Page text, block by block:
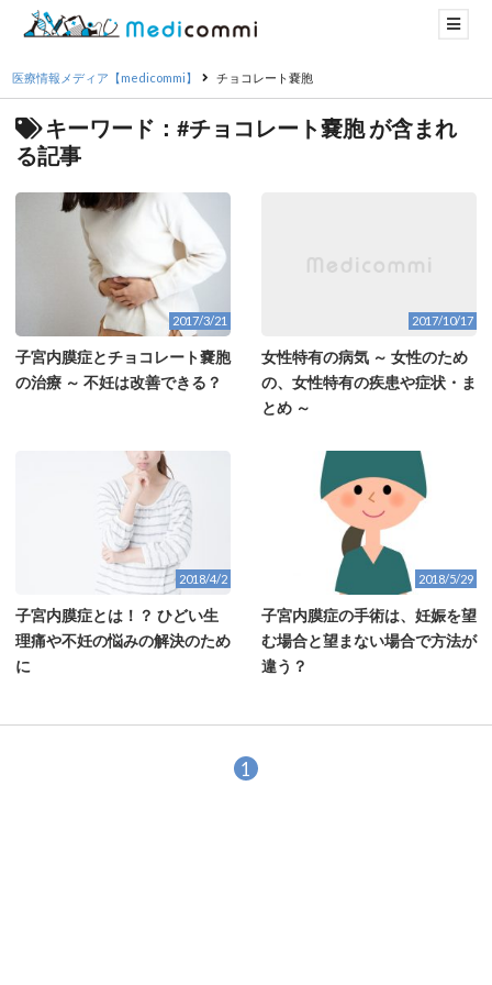
医療情報メディア【medicommi】 チョコレート嚢胞
キーワード：#チョコレート嚢胞 が含まれ
る記事
2017/3/21
子宮内膜症とチョコレート嚢胞
の治療 ～ 不妊は改善できる？
2017/10/17
女性特有の病気 ～ 女性のため
の、女性特有の疾患や症状・ま
とめ ～
2018/4/2
子宮内膜症とは！？ ひどい生
理痛や不妊の悩みの解決のため
に
2018/5/29
子宮内膜症の手術は、妊娠を望
む場合と望まない場合で方法が
違う？
1